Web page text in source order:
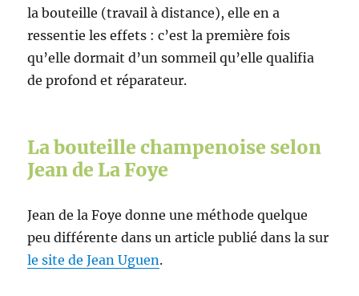
la bouteille (travail à distance), elle en a
ressentie les effets : c’est la première fois
qu’elle dormait d’un sommeil qu’elle qualifia
de profond et réparateur.
La bouteille champenoise selon
Jean de La Foye
Jean de la Foye donne une méthode quelque
peu différente dans un article publié dans la sur
le site de Jean Uguen.